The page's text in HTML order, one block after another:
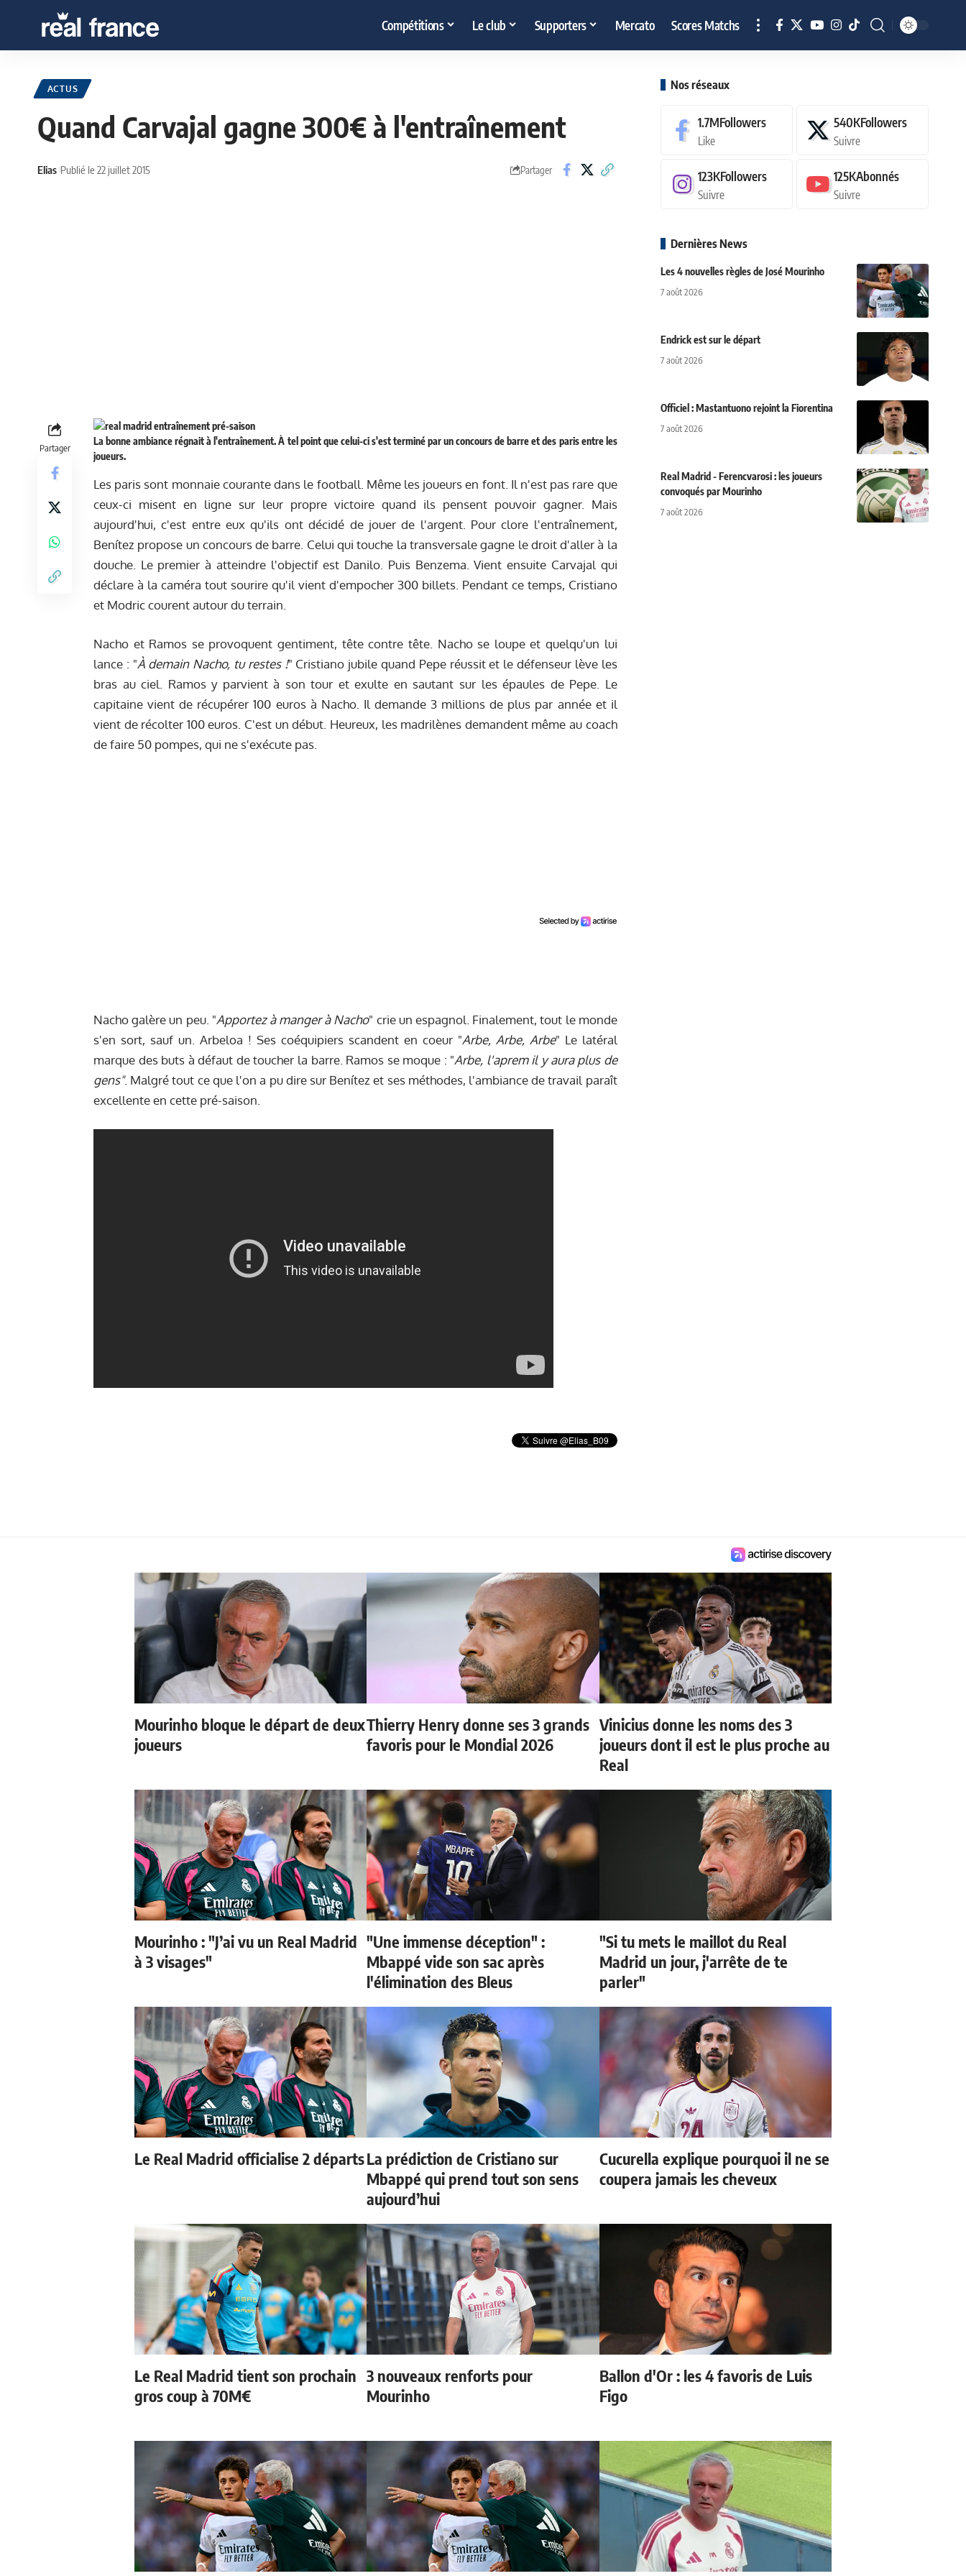
Compétitions Le club Supporters Mercato Scores Matchs
ACTUS
Quand Carvajal gagne 300€ à l'entraînement
Elias Publié le 22 juillet 2015 Partager
Partager
La bonne ambiance régnait à l'entraînement. À tel point que celui-ci s'est terminé par un concours de barre et des paris entre les
joueurs.
Les paris sont monnaie courante dans le football. Même les joueurs en font. Il n'est pas rare que
ceux-ci misent en ligne sur leur propre victoire quand ils pensent pouvoir gagner. Mais
aujourd'hui, c'est entre eux qu'ils ont décidé de jouer de l'argent. Pour clore l'entraînement,
Benítez propose un concours de barre. Celui qui touche la transversale gagne le droit d'aller à la
douche. Le premier à atteindre l'objectif est Danilo. Puis Benzema. Vient ensuite Carvajal qui
déclare à la caméra tout sourire qu'il vient d'empocher 300 billets. Pendant ce temps, Cristiano
et Modric courent autour du terrain.
Nacho et Ramos se provoquent gentiment, tête contre tête. Nacho se loupe et quelqu'un lui
lance : "À demain Nacho, tu restes !" Cristiano jubile quand Pepe réussit et le défenseur lève les
bras au ciel. Ramos y parvient à son tour et exulte en sautant sur les épaules de Pepe. Le
capitaine vient de récupérer 100 euros à Nacho. Il demande 3 millions de plus par année et il
vient de récolter 100 euros. C'est un début. Heureux, les madrilènes demandent même au coach
de faire 50 pompes, qui ne s'exécute pas.
Nacho galère un peu. "Apportez à manger à Nacho" crie un espagnol. Finalement, tout le monde
s'en sort, sauf un. Arbeloa ! Ses coéquipiers scandent en coeur "Arbe, Arbe, Arbe" Le latéral
marque des buts à défaut de toucher la barre. Ramos se moque : "Arbe, l'aprem il y aura plus de
gens". Malgré tout ce que l'on a pu dire sur Benítez et ses méthodes, l'ambiance de travail paraît
excellente en cette pré-saison.
Nos réseaux
1.7MFollowers
Like
540KFollowers
Suivre
123KFollowers
Suivre
125KAbonnés
Suivre
Dernières News
Les 4 nouvelles règles de José Mourinho
7 août 2026
Endrick est sur le départ
7 août 2026
Officiel : Mastantuono rejoint la Fiorentina
7 août 2026
Real Madrid - Ferencvarosi : les joueurs
convoqués par Mourinho
7 août 2026
Mourinho bloque le départ de deux
joueurs
Thierry Henry donne ses 3 grands
favoris pour le Mondial 2026
Vinicius donne les noms des 3
joueurs dont il est le plus proche au
Real
Mourinho : "J’ai vu un Real Madrid
à 3 visages"
"Une immense déception" :
Mbappé vide son sac après
l'élimination des Bleus
"Si tu mets le maillot du Real
Madrid un jour, j'arrête de te
parler"
Le Real Madrid officialise 2 départsLa prédiction de Cristiano sur
Mbappé qui prend tout son sens
aujourd’hui
Cucurella explique pourquoi il ne se
coupera jamais les cheveux
Le Real Madrid tient son prochain
gros coup à 70M€
3 nouveaux renforts pour
Mourinho
Ballon d'Or : les 4 favoris de Luis
Figo